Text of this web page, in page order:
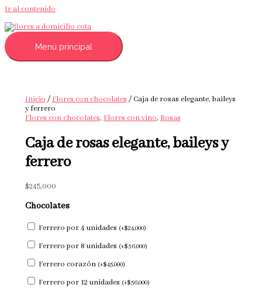
Ir al contenido
Menú principal
Inicio/Flores con chocolates/ Caja de rosas elegante, baileys
y ferrero
Flores con chocolates,Flores con vino,Rosas
Caja de rosas elegante, baileys y
ferrero
$245,000
Chocolates
Ferrero por 4 unidades (+$24,000)
Ferrero por 8 unidades (+$36,000)
Ferrero corazón (+$45,000)
Ferrero por 12 unidades (+$56,000)